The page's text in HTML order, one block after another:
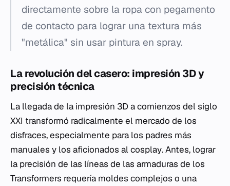
directamente sobre la ropa con pegamento
de contacto para lograr una textura más
"metálica" sin usar pintura en spray.
La revolución del casero: impresión 3D y
precisión técnica
La llegada de la impresión 3D a comienzos del siglo
XXI transformó radicalmente el mercado de los
disfraces, especialmente para los padres más
manuales y los aficionados alcosplay. Antes, lograr
la precisión de las líneas de las armaduras de los
Transformers requería moldes complejos o una